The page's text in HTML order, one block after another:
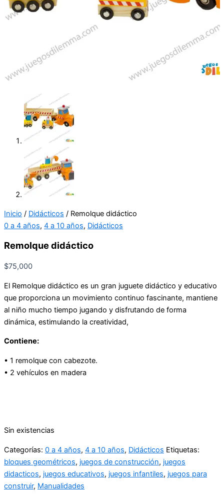
Inicio / Didácticos / Remolque didáctico
0 a 4 años, 4 a 10 años, Didácticos
Remolque didáctico
$75,000
El Remolque didáctico es un gran juguete didáctico y educativo
que proporciona un movimiento continuo fascinante, mantiene
al niño mucho tiempo jugando y disfrutando de forma
dinámica, estimulando la creatividad,
Contiene:
• 1 remolque con cabezote.
• 2 vehículos en madera
Sin existencias
Categorías: 0 a 4 años, 4 a 10 años, Didácticos Etiquetas:
bloques geométricos, juegos de construcción, juegos
didacticos, juegos educativos, juegos infantiles, juegos para
construir, Manualidades